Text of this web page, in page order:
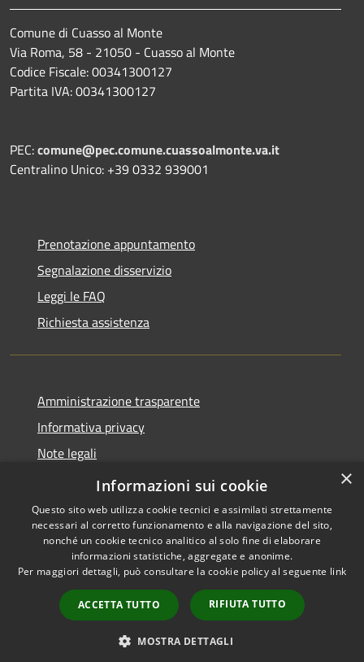
Comune di Cuasso al Monte
Via Roma, 58 - 21050 - Cuasso al Monte
Codice Fiscale: 00341300127
Partita IVA: 00341300127
PEC:comune@pec.comune.cuassoalmonte.va.it
Centralino Unico: +39 0332 939001
Prenotazione appuntamento
Segnalazione disservizio
Leggi le FAQ
Richiesta assistenza
Amministrazione trasparente
Informativa privacy
Note legali
Dichiarazione di accessibilità
Accessibilità
Copyright © 2026 • Comune di
Cuasso al Monte • Powered by
Municipium•
Accesso
redazione
×
Informazioni sui cookie
Questo sito web utilizza cookie tecnici e assimilati strettamente
necessari al corretto funzionamento e alla navigazione del sito,
nonché un cookie tecnico analitico al solo fine di elaborare
informazioni statistiche, aggregate e anonime.
Per maggiori dettagli, può consultare la cookie policy al seguente link
ACCETTA TUTTO RIFIUTA TUTTO
MOSTRA DETTAGLI